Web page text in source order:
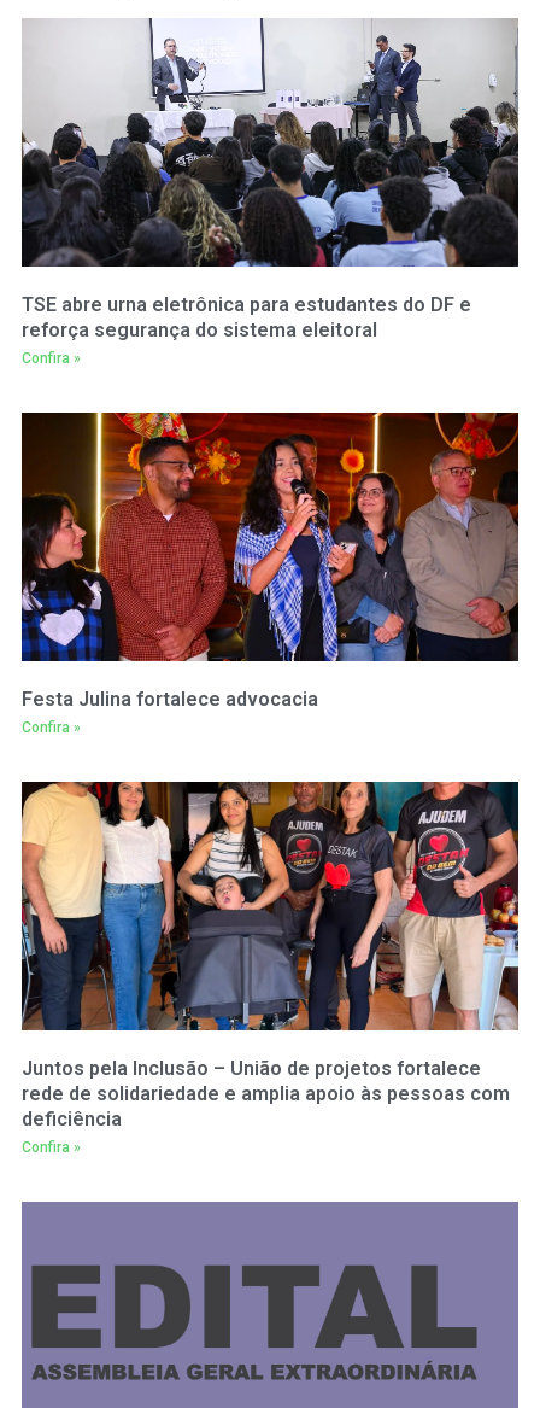
TSE abre urna eletrônica para estudantes do DF e
reforça segurança do sistema eleitoral
Confira »
Festa Julina fortalece advocacia
Confira »
Juntos pela Inclusão – União de projetos fortalece
rede de solidariedade e amplia apoio às pessoas com
deficiência
Confira »